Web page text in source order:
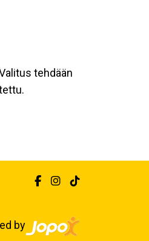
tehdään
by